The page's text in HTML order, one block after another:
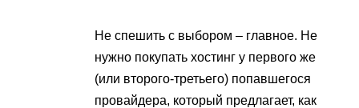
Не спешить с выбором – главное. Не
нужно покупать хостинг у первого же
(или второго-третьего) попавшегося
провайдера, который предлагает, как